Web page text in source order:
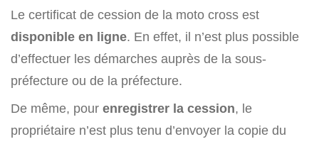
Le certificat de cession de la moto cross est
disponible en ligne. En effet, il n’est plus possible
d’effectuer les démarches auprès de la sous-
préfecture ou de la préfecture.
De même, pour enregistrer la cession, le
propriétaire n’est plus tenu d’envoyer la copie du